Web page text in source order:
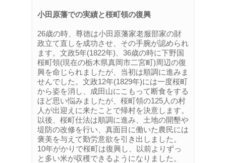
小田原藩での実績と桜町領の復興
26歳の時、尊徳は小田原藩家老服部家の財
政立て直しを成功させ、その手腕が認められ
ます。文政5年(1822年)、36歳の時に下野国
桜町領(現在の栃木県真岡市二宮町)周辺の復
興を命じられましたが、当初は順調に進みま
せんでした。文政12年(1829年)には一度桜町
から姿を消し、成田山にこもって断食をする
ほど思い悩みましたが、桜町領の125人の村
人が出迎えに来たことで帰村を決意します。
以後、桜町仕法は順調に進み、土地の開墾や
堤防の改修を行い、真面目に働いた農民には
褒美を与えて勤労意欲を引き出しました。
10年がかりで桜町は復興し、以前よりずっ
と多い米が収穫できるようになりました。